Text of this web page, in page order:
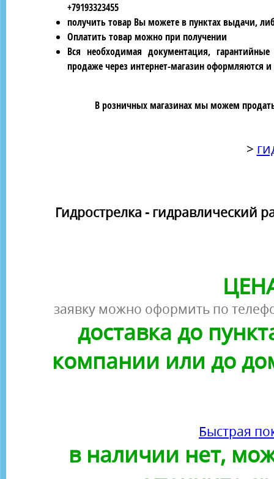
+79193323455
получить товар Вы можете в пунктах выдачи,
Оплатить товар можно при получении
Вся необходимая документация,
продаже через интернет-магазин оформляются
В розничных магазинах мы можем
>
Гидрострелка - гидравлический
заявку можно оформить по
доставка до
компании или до
Быстрая
в наличии нет,